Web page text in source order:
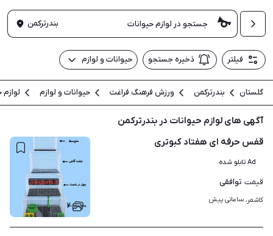
بندرترکمن
فیلتر ذخیره جستجو حیوانات و لوازم
گلستان بندرترکمن ورزش فرهنگ فراغت حیوانات و لوازم لوازم
آگهی های لوازم حیوانات در بندرترکمن
۲
قفس حرفه ای هفتاد کبوتری
Ad تابلو شده
قیمت توافقی
کاشمر، ساعاتی پیش